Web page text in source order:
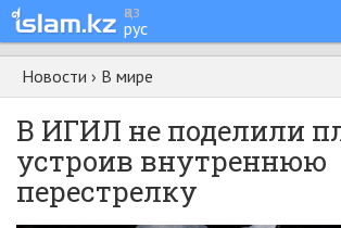
қаз
рус
Новости › В мире
В ИГИЛ не поделили
устроив внутреннюю
перестрелку